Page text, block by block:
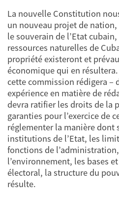
La nouvelle Constitution
un nouveau projet de
le souverain de l’Etat
ressources naturelles de
propriété existeront et
économique qui en
cette commission rédigera –
expérience en matière de
devra ratifier les droits de la
garanties pour l’exercice de
réglementer la manière dont
institutions de l’Etat, les
fonctions de
l’environnement, les bases
électoral, la structure du
résulte.